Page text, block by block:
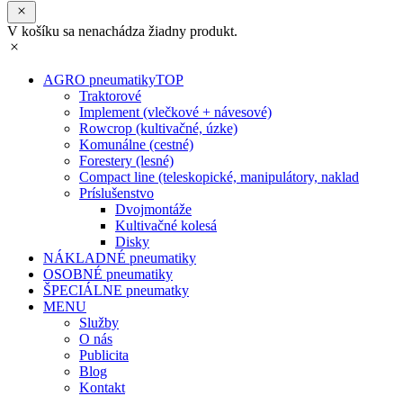
V košíku sa nenachádza žiadny produkt.
AGRO pneumatikyTOP
Traktorové
Implement (vlečkové + návesové)
Rowcrop (kultivačné, úzke)
Komunálne (cestné)
Forestery (lesné)
Compact line (teleskopické, manipulátory, naklad
Príslušenstvo
Dvojmontáže
Kultivačné kolesá
Disky
NÁKLADNÉ pneumatiky
OSOBNÉ pneumatiky
ŠPECIÁLNE pneumatky
MENU
Služby
O nás
Publicita
Blog
Kontakt